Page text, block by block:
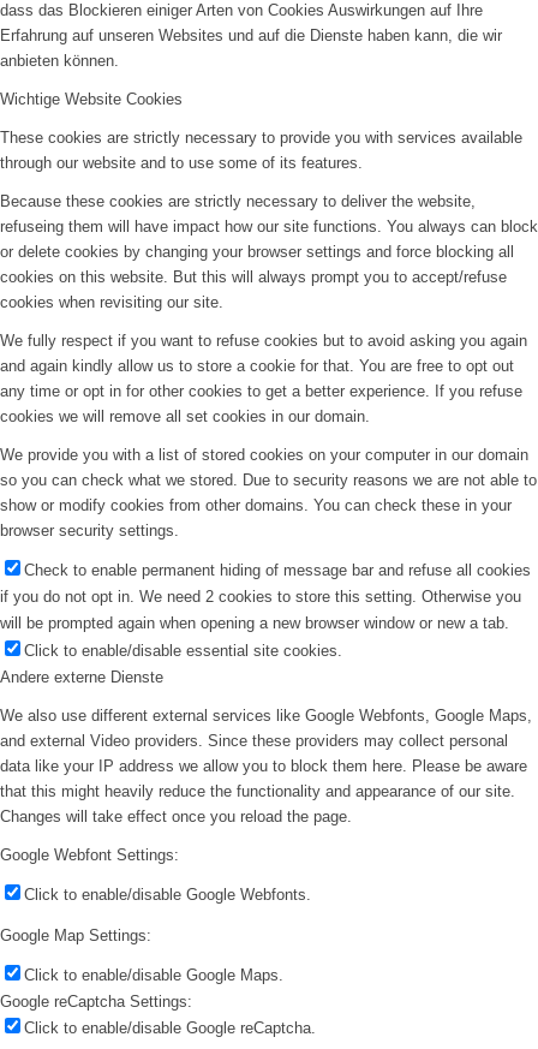
dass das Blockieren einiger Arten von Cookies Auswirkungen auf Ihre
Erfahrung auf unseren Websites und auf die Dienste haben kann, die wir
anbieten können.
Wichtige Website Cookies
These cookies are strictly necessary to provide you with services available
through our website and to use some of its features.
Because these cookies are strictly necessary to deliver the website,
refuseing them will have impact how our site functions. You always can block
or delete cookies by changing your browser settings and force blocking all
cookies on this website. But this will always prompt you to accept/refuse
cookies when revisiting our site.
We fully respect if you want to refuse cookies but to avoid asking you again
and again kindly allow us to store a cookie for that. You are free to opt out
any time or opt in for other cookies to get a better experience. If you refuse
cookies we will remove all set cookies in our domain.
We provide you with a list of stored cookies on your computer in our domain
so you can check what we stored. Due to security reasons we are not able to
show or modify cookies from other domains. You can check these in your
browser security settings.
Check to enable permanent hiding of message bar and refuse all cookies
if you do not opt in. We need 2 cookies to store this setting. Otherwise you
will be prompted again when opening a new browser window or new a tab.
Click to enable/disable essential site cookies.
Andere externe Dienste
We also use different external services like Google Webfonts, Google Maps,
and external Video providers. Since these providers may collect personal
data like your IP address we allow you to block them here. Please be aware
that this might heavily reduce the functionality and appearance of our site.
Changes will take effect once you reload the page.
Google Webfont Settings:
Click to enable/disable Google Webfonts.
Google Map Settings:
Click to enable/disable Google Maps.
Google reCaptcha Settings:
Click to enable/disable Google reCaptcha.